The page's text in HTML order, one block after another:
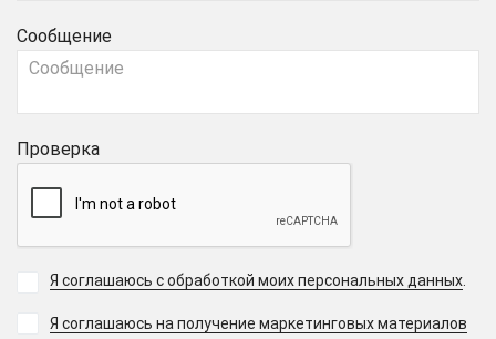
Сообщение
Проверка
Я соглашаюсь с обработкой моих персональных данных
Я соглашаюсь на получение маркетинговых материалов